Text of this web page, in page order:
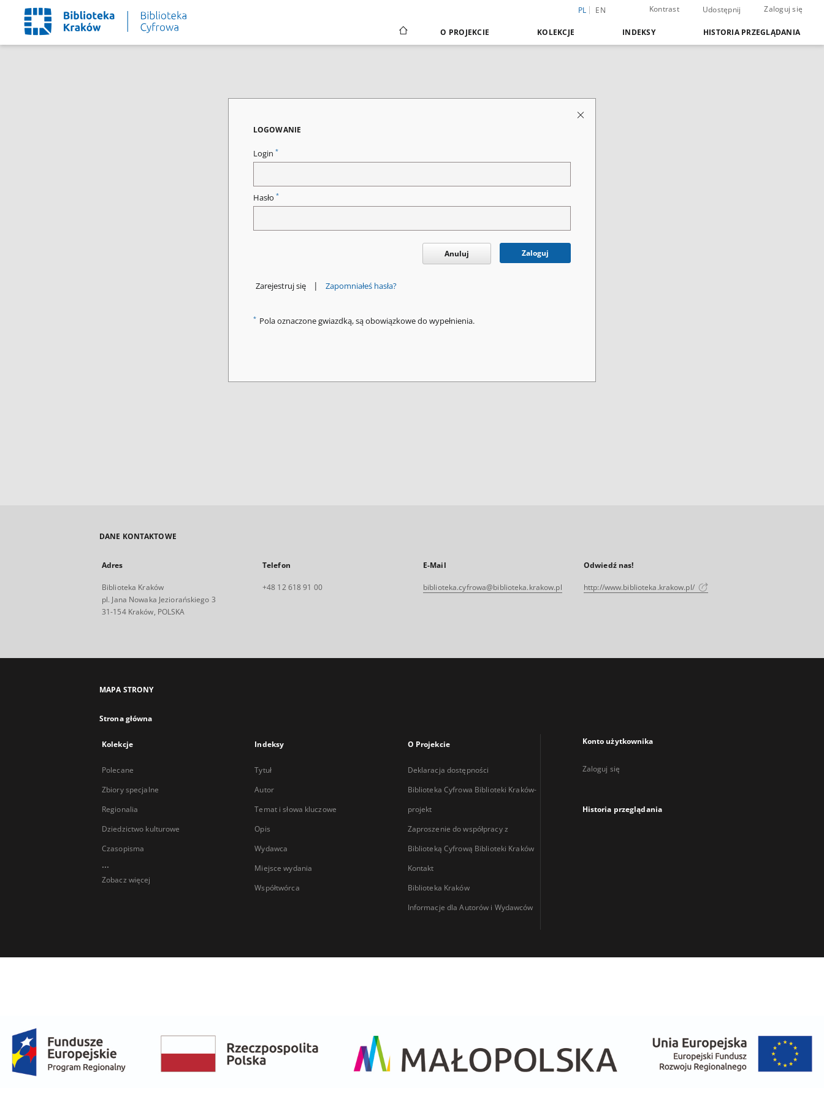
PL EN Kontrast Udostępnij Zaloguj się
O PROJEKCIE KOLEKCJE INDEKSY HISTORIA PRZEGLĄDANIA
LOGOWANIE
Login *
Hasło *
Anuluj Zaloguj
Zarejestruj się | Zapomniałeś hasła?
* Pola oznaczone gwiazdką, są obowiązkowe do wypełnienia.
DANE KONTAKTOWE
Adres
Biblioteka Kraków
pl. Jana Nowaka Jeziorańskiego 3
31-154 Kraków, POLSKA
Telefon
+48 12 618 91 00
E-Mail
biblioteka.cyfrowa@biblioteka.krakow.pl
Odwiedź nas!
http://www.biblioteka.krakow.pl/
MAPA STRONY
Strona główna
Kolekcje
Polecane
Zbiory specjalne
Regionalia
Dziedzictwo kulturowe
Czasopisma
...
Zobacz więcej
Indeksy
Tytuł
Autor
Temat i słowa kluczowe
Opis
Wydawca
Miejsce wydania
Współtwórca
O Projekcie
Deklaracja dostępności
Biblioteka Cyfrowa Biblioteki Kraków-
projekt
Zaproszenie do współpracy z
Biblioteką Cyfrową Biblioteki Kraków
Kontakt
Biblioteka Kraków
Informacje dla Autorów i Wydawców
Konto użytkownika
Zaloguj się
Historia przeglądania